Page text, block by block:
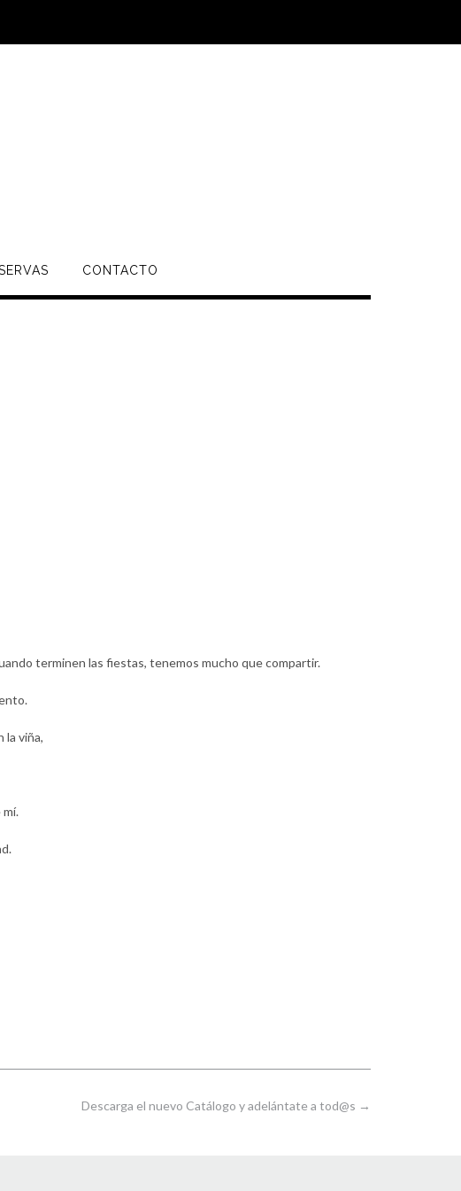
CONTACTO
terminen las fiestas, tenemos mucho que compartir.
la viña,
Descarga el nuevo Catálogo y adelántate a tod@s →